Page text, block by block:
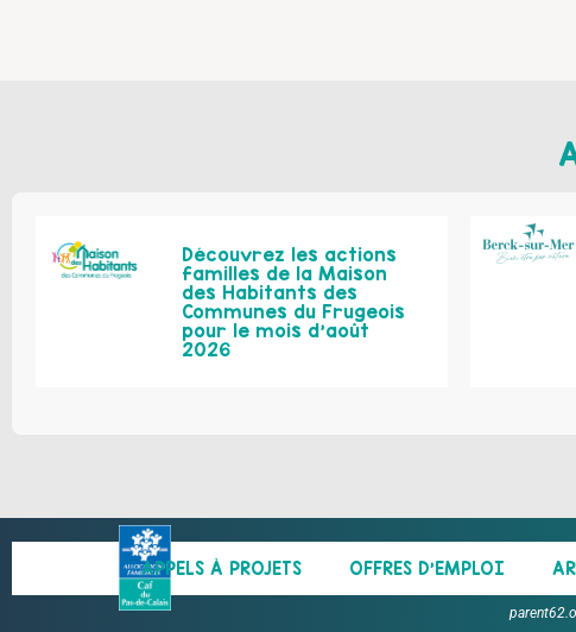
Découvrez les actions
familles de la Maison
des Habitants des
Communes du Frugeois
pour le mois d’août
2026
APPELS À PROJETS OFFRES D’EMPLOI